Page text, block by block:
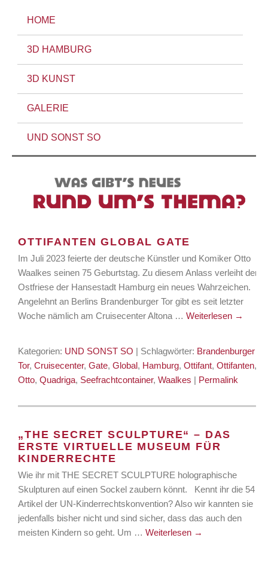
HOME
3D HAMBURG
3D KUNST
GALERIE
UND SONST SO
OTTIFANTEN GLOBAL GATE
Im Juli 2023 feierte der deutsche Künstler und Komiker Otto
Waalkes seinen 75 Geburtstag. Zu diesem Anlass verleiht der
Ostfriese der Hansestadt Hamburg ein neues Wahrzeichen.
Angelehnt an Berlins Brandenburger Tor gibt es seit letzter
Woche nämlich am Cruisecenter Altona …Weiterlesen →
Kategorien: UND SONST SO | Schlagwörter: Brandenburger
Tor,Cruisecenter,Gate,Global, Hamburg,Ottifant,Ottifanten,
Otto,Quadriga, Seefrachtcontainer,Waalkes | Permalink
„THE SECRET SCULPTURE“ – DAS
ERSTE VIRTUELLE MUSEUM FÜR
KINDERRECHTE
Wie ihr mit THE SECRET SCULPTURE holographische
Skulpturen auf einen Sockel zaubern könnt. Kennt ihr die 54
Artikel der UN-Kinderrechtskonvention? Also wir kannten sie
jedenfalls bisher nicht und sind sicher, dass das auch den
meisten Kindern so geht. Um …Weiterlesen →